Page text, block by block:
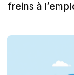
freins à